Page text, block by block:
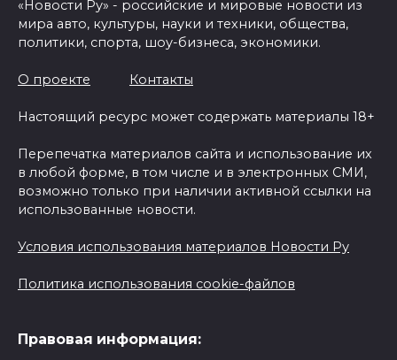
«Новости Ру» - российские и мировые новости из
мира авто, культуры, науки и техники, общества,
политики, спорта, шоу-бизнеса, экономики.
О проекте Контакты
Настоящий ресурс может содержать материалы 18+
Перепечатка материалов сайта и использование их
в любой форме, в том числе и в электронных СМИ,
возможно только при наличии активной ссылки на
использованные новости.
Условия использования материалов Новости Ру
Политика использования cookie-файлов
Правовая информация: